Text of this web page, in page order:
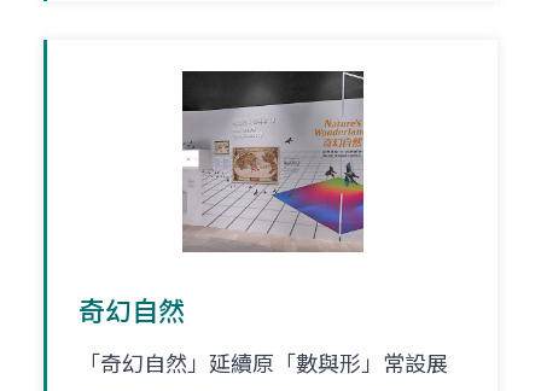
奇幻自然
「奇幻自然」延續原「數與形」常設展